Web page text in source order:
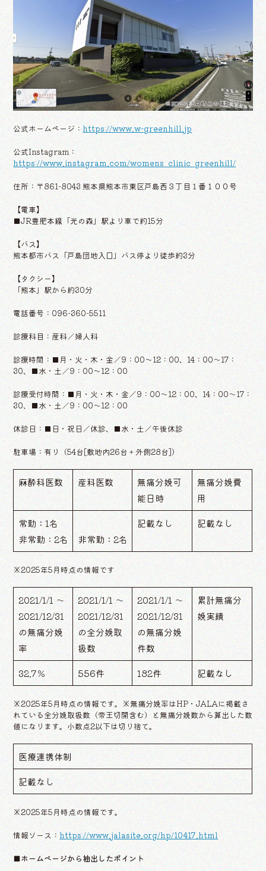
※2025年5月時点の情報です。
公式ホームページ： https://www.w-greenhill.jp
公式Instagram：
https://www.instagram.com/womens_clinic_greenhill/
住所：〒861-8043 熊本県熊本市東区戸島西３丁目１番１００号
【電車】
■JR豊肥本線「光の森」駅より車で約15分
【バス】
熊本都市バス「戸島団地入口」バス停より徒歩約3分
【タクシー】
「熊本」駅から約30分
電話番号：096-360-5511
診療科目：産科／婦人科
診療時間：■月・火・木・金／9：00〜12：00、14：00〜17：
30、■水・土／9：00〜12：00
診療受付時間：■月・火・木・金／9：00〜12：00、14：00〜17：
30、■水・土／9：00〜12：00
休診日：■日・祝日／休診、■水・土／午後休診
駐車場：有り（54台[敷地内26台＋外側28台]）
麻酔科医数 産科医数
無痛分娩可
能日時
無痛分娩費
用
常勤：1名
非常勤：2名
非常勤：2名
記載なし 記載なし
※2025年5月時点の情報です
2021/1/1 ～
2021/12/31
の無痛分娩
率
2021/1/1 ～
2021/12/31
の全分娩取
扱数
2021/1/1 ～
2021/12/31
の無痛分娩
件数
累計無痛分
娩実績
32.7％ 556件 182件 記載なし
※2025年5月時点の情報です。※無痛分娩率はHP・JALAに掲載さ
れている全分娩取扱数（帝王切開含む）と無痛分娩数から算出した数
値になります。小数点2以下は切り捨て。
医療連携体制
記載なし
※2025年5月時点の情報です。
情報ソース： https://www.jalasite.org/hp/10417.html
■ホームページから抽出したポイント